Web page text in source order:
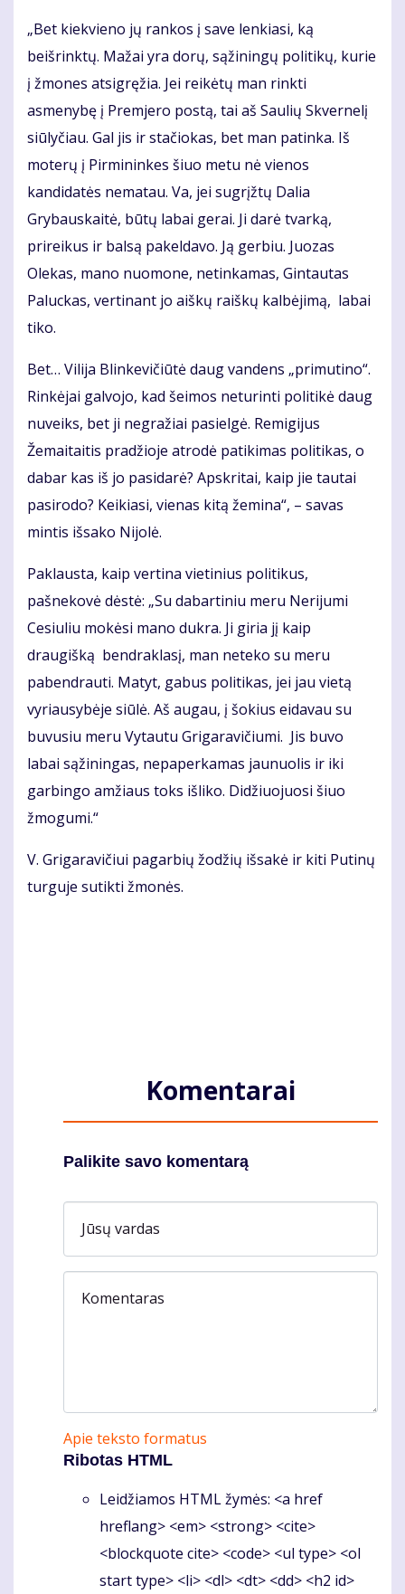
„Bet kiekvieno jų rankos į save lenkiasi, ką
beišrinktų. Mažai yra dorų, sąžiningų politikų, kurie
į žmones atsigręžia. Jei reikėtų man rinkti
asmenybę į Premjero postą, tai aš Saulių Skvernelį
siūlyčiau. Gal jis ir stačiokas, bet man patinka. Iš
moterų į Pirmininkes šiuo metu nė vienos
kandidatės nematau. Va, jei sugrįžtų Dalia
Grybauskaitė, būtų labai gerai. Ji darė tvarką,
prireikus ir balsą pakeldavo. Ją gerbiu. Juozas
Olekas, mano nuomone, netinkamas, Gintautas
Paluckas, vertinant jo aiškų raiškų kalbėjimą, labai
tiko.
Bet… Vilija Blinkevičiūtė daug vandens „primutino“.
Rinkėjai galvojo, kad šeimos neturinti politikė daug
nuveiks, bet ji negražiai pasielgė. Remigijus
Žemaitaitis pradžioje atrodė patikimas politikas, o
dabar kas iš jo pasidarė? Apskritai, kaip jie tautai
pasirodo? Keikiasi, vienas kitą žemina“, – savas
mintis išsako Nijolė.
Paklausta, kaip vertina vietinius politikus,
pašnekovė dėstė: „Su dabartiniu meru Nerijumi
Cesiuliu mokėsi mano dukra. Ji giria jį kaip
draugišką bendraklasį, man neteko su meru
pabendrauti. Matyt, gabus politikas, jei jau vietą
vyriausybėje siūlė. Aš augau, į šokius eidavau su
buvusiu meru Vytautu Grigaravičiumi. Jis buvo
labai sąžiningas, nepaperkamas jaunuolis ir iki
garbingo amžiaus toks išliko. Didžiuojuosi šiuo
žmogumi.“
V. Grigaravičiui pagarbių žodžių išsakė ir kiti Putinų
turguje sutikti žmonės.
Komentarai
Palikite savo komentarą
Jūsų vardas
Komentaras
Apie teksto formatus
Ribotas HTML
Leidžiamos HTML žymės: <a href
hreflang> <em> <strong> <cite>
<blockquote cite> <code> <ul type> <ol
start type> <li> <dl> <dt> <dd> <h2 id>